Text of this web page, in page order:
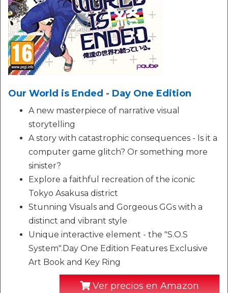
Our World is Ended - Day One Edition
A new masterpiece of narrative visual
storytelling
A story with catastrophic consequences - Is it a
computer game glitch? Or something more
sinister?
Explore a faithful recreation of the iconic
Tokyo Asakusa district
Stunning Visuals and Gorgeous GGs with a
distinct and vibrant style
Unique interactive element - the "S.O.S
System".Day One Edition Features Exclusive
Art Book and Key Ring
Ver precios en Amazon